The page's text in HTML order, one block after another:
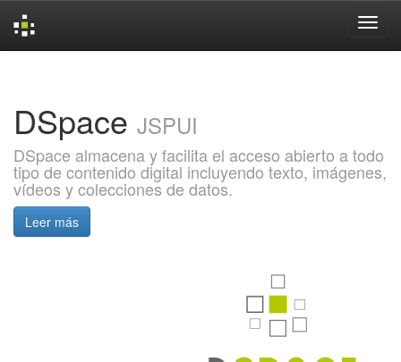
DSpace JSPUI
DSpace almacena y facilita el acceso abierto a todo
tipo de contenido digital incluyendo texto, imágenes,
vídeos y colecciones de datos.
Leer más